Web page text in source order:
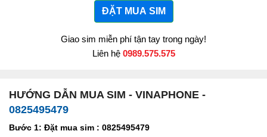
ĐẶT MUA SIM
Giao sim miễn phí tận tay trong ngày!
Liên hệ 0989.575.575
HƯỚNG DẪN MUA SIM - VINAPHONE -
0825495479
Bước 1: Đặt mua sim : 0825495479